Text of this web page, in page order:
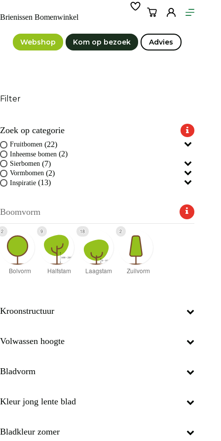
naar
de
Brienissen Bomenwinkel Winkelwagen
Webshop Kom op bezoek Advies
Filter
Zoek op categorie
Fruitbomen (22)
Inheemse bomen (2)
Sierbomen (7)
Vormbomen (2)
Inspiratie (13)
Boomvorm
2 9 18 2
Kroonstructuur
Volwassen hoogte
Bladvorm
Kleur jong lente blad
Bladkleur zomer